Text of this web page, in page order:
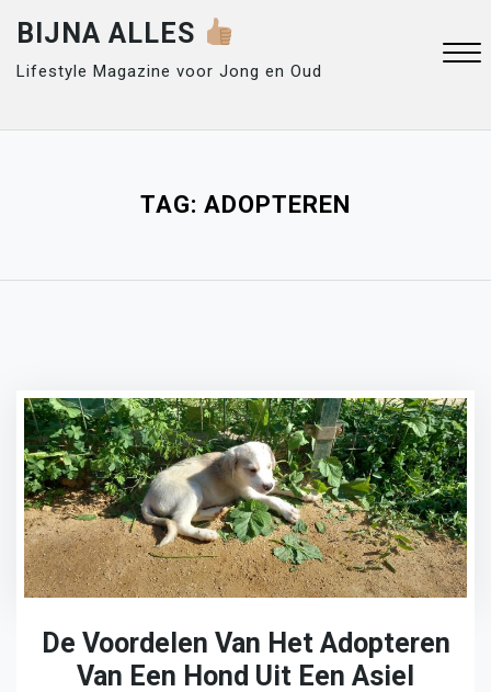
content
BIJNA ALLES
Lifestyle Magazine voor Jong en Oud
TAG: ADOPTEREN
De Voordelen Van Het Adopteren
Van Een Hond Uit Een Asiel